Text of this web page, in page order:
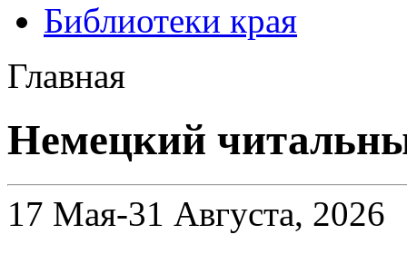
Библиотеки края
Главная
Немецкий
17 Мая-31 Августа, 2026